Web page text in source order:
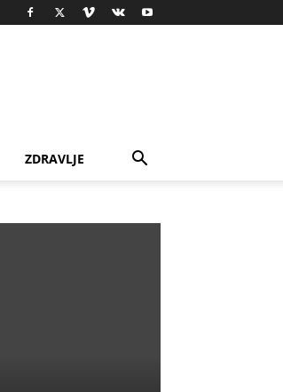
ZDRAVLJE